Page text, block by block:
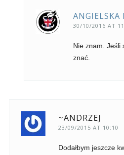
ANGIELSKA
30/10/2016 AT
Nie znam. Jeśli
znać.
~ANDRZEJ
23/09/2015 AT 10:10
Dodałbym jeszcze